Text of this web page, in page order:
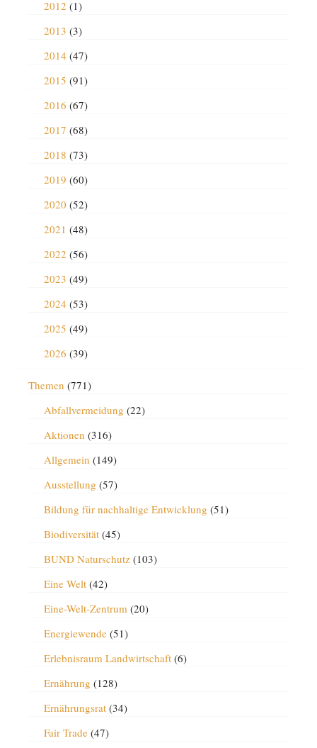
2012 (1)
2013 (3)
2014 (47)
2015 (91)
2016 (67)
2017 (68)
2018 (73)
2019 (60)
2020 (52)
2021 (48)
2022 (56)
2023 (49)
2024 (53)
2025 (49)
2026 (39)
Themen (771)
Abfallvermeidung (22)
Aktionen (316)
Allgemein (149)
Ausstellung (57)
Bildung für nachhaltige Entwicklung (51)
Biodiversität(45)
BUND Naturschutz(103)
Eine Welt(42)
Eine-Welt-Zentrum(20)
Energiewende(51)
Erlebnisraum Landwirtschaft(6)
Ernährung (128)
Ernährungsrat(34)
Fair Trade(47)